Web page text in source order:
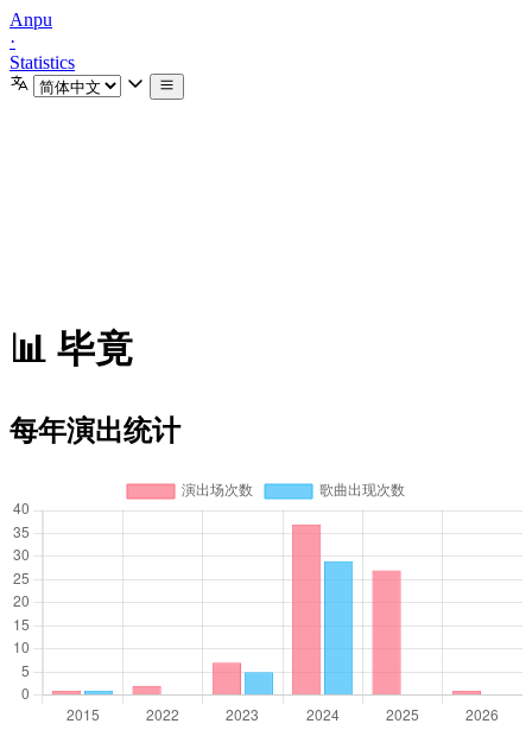
Anpu
·
Statistics
📊 毕竟
每年演出统计